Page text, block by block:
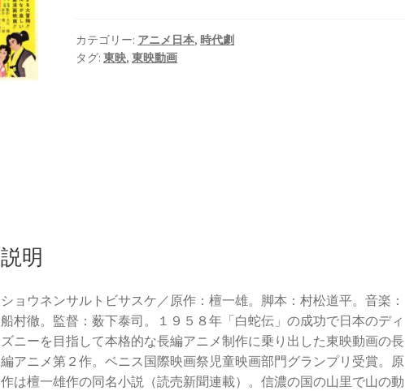
カテゴリー: アニメ日本,時代劇
タグ:東映,東映動画
説明
ショウネンサルトビサスケ／原作：檀一雄。脚本：村松道平。音楽：
船村徹。監督：薮下泰司。１９５８年「白蛇伝」の成功で日本のディ
ズニーを目指して本格的な長編アニメ制作に乗り出した東映動画の長
編アニメ第２作。ベニス国際映画祭児童映画部門グランプリ受賞。原
作は檀一雄作の同名小説（読売新聞連載）。信濃の国の山里で山の動